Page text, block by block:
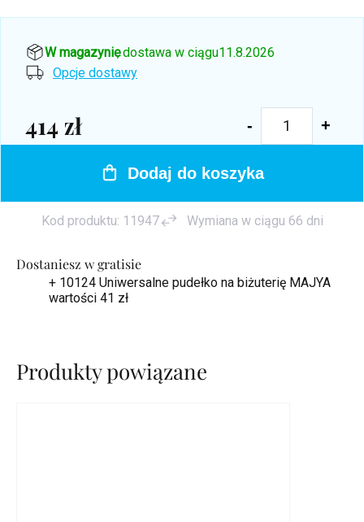
Dostaniesz w gratisie
+ 10124 Uniwersalne pudełko na biżuterię MAJYA
wartości 41 zł
W magazynie, dostawa w ciągu11.8.2026
Opcje dostawy
414 zł
Cena
Dodaj do koszyka
Kod produktu: 11947 Wymiana w ciągu 66 dni
Produkty powiązane